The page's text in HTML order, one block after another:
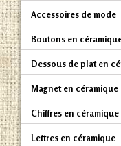
Accessoires de mode
Boutons en
Dessous de plat en
Magnet en céramique
Chiffres en céramique
Lettres en céramique